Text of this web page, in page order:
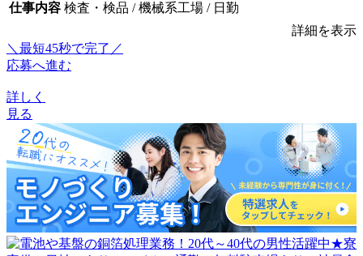
仕事内容 検査・検品 / 機械系工場 / 日勤
詳細を表示
＼最短45秒で完了／
応募へ進む
詳しく
見る